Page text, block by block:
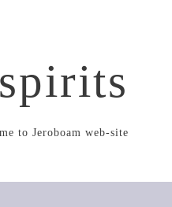
to Jeroboam web-site